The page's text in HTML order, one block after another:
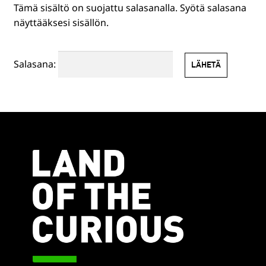
HENKILÖSTÖLLE
MUUT TUOTTEET
Tämä sisältö on suojattu salasanalla. Syötä salasana
näyttääksesi sisällön.
Salasana: